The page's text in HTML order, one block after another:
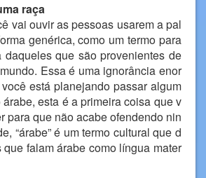
raça
vai ouvir as pessoas usarem a pal
genérica, como um termo para
daqueles que são provenientes de
Essa é uma ignorância enor
está planejando passar algum
esta é a primeira coisa que v
para que não acabe ofendendo nin
“árabe” é um termo cultural que d
falam árabe como língua mater